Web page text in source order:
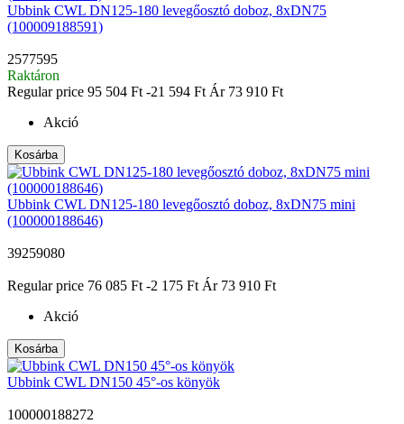
Ubbink CWL DN125-180 levegőosztó doboz, 8xDN75
(100009188591)
2577595
Raktáron
Regular price 95 504 Ft -21 594 Ft Ár 73 910 Ft
Akció
Kosárba
Ubbink CWL DN125-180 levegőosztó doboz, 8xDN75 mini
(100000188646)
39259080
Regular price 76 085 Ft -2 175 Ft Ár 73 910 Ft
Akció
Kosárba
Ubbink CWL DN150 45°-os könyök
100000188272